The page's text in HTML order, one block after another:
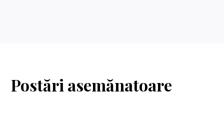
Postări asemănatoare